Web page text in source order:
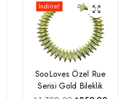
İndirim!
SooLoves Özel Rue
Serisi Gold Bileklik